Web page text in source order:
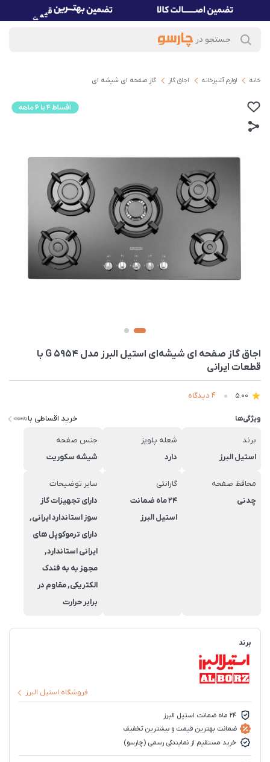
خانه لوازم آشپزخانه اجاق گاز گاز صفحه ای شیشه ای
اجاق گاز صفحه ای شیشه‌ای استیل البرز مدل G 5954 با
قطعات ایرانی
5.00 4 دیدگاه
ویژگی‌ها خرید اقساطی با
برند
استیل البرز
شعله پلوپز
دارد
جنس صفحه
شیشه سکوریت
محافظ صفحه
چدنی
گارانتی
24 ماه ضمانت
استیل البرز
سایر توضیحات
دارای تجهیزات گاز
سوز استاندارد ایرانی,
دارای ترموکوپل های
ایرانی استاندارد,
مجهز به به فندک
الکتریکی, مقاوم در
برابر حرارت
برند
فروشگاه استیل البرز
24 ماه ضمانت استیل البرز
ضمانت بهترین قیمت و بیشترین تخفیف
خرید مستقیم از نمایندگی رسمی (چارسو)